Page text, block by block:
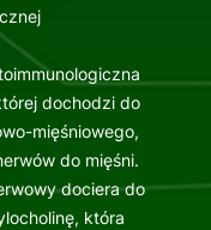
dochodzi do
mięśniowego,
do mięśni.
dociera do
która